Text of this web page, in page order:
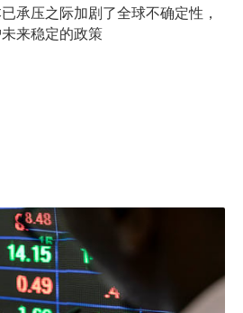
承压之际加剧了全球不确定性，
来稳定的政策